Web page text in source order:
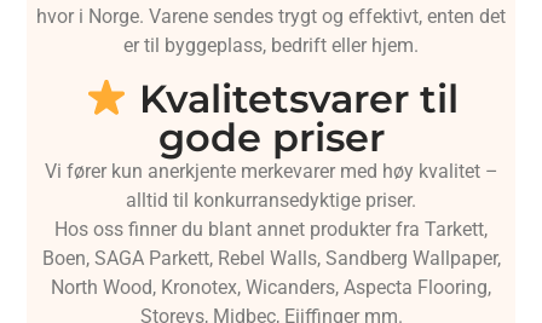
hvor i Norge. Varene sendes trygt og effektivt, enten det
er til byggeplass, bedrift eller hjem.
Kvalitetsvarer til
gode priser
Vi fører kun anerkjente merkevarer med høy kvalitet –
alltid til konkurransedyktige priser.
Hos oss finner du blant annet produkter fra Tarkett,
Boen, SAGA Parkett, Rebel Walls, Sandberg Wallpaper,
North Wood, Kronotex, Wicanders, Aspecta Flooring,
Storeys, Midbec, Eijffinger mm.